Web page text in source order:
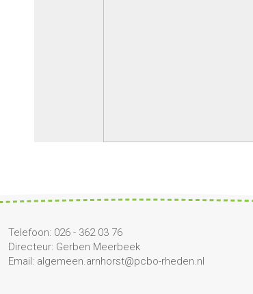
Telefoon: 026 - 362 03 76
Directeur: Gerben Meerbeek
Email: algemeen.arnhorst@pcbo-rheden.nl